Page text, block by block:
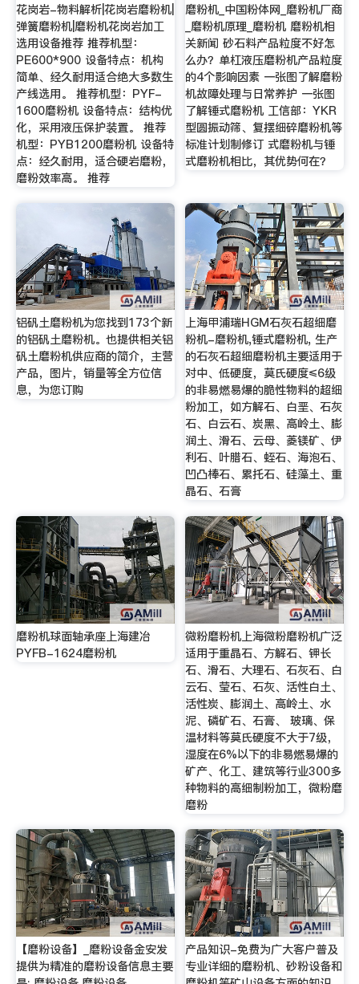
花岗岩-物料解析|花岗岩磨粉机|
弹簧磨粉机|磨粉机花岗岩加工
选用设备推荐 推荐机型：
PE600*900 设备特点：机构
简单、经久耐用适合绝大多数生
产线选用。 推荐机型：PYF-
1600磨粉机 设备特点：结构优
化，采用液压保护装置。 推荐
机型：PYB1200磨粉机 设备特
点：经久耐用，适合硬岩磨粉，
磨粉效率高。 推荐
磨粉机_中国粉体网_磨粉机厂商
_磨粉机原理_磨粉机 磨粉机相
关新闻 砂石料产品粒度不好怎
么办？单杠液压磨粉机产品粒度
的4个影响因素 一张图了解磨粉
机故障处理与日常养护 一张图
了解锤式磨粉机 工信部：YKR
型圆振动筛、复摆细碎磨粉机等
标准计划制修订 式磨粉机与锤
式磨粉机相比，其优势何在？
铝矾土磨粉机为您找到173个新
的铝矾土磨粉机。也提供相关铝
矾土磨粉机供应商的简介，主营
产品，图片，销量等全方位信
息，为您订购
上海甲浦瑞HGM石灰石超细磨
粉机-磨粉机,锤式磨粉机, 生产
的石灰石超细磨粉机主要适用于
对中、低硬度，莫氏硬度≤6级
的非易燃易爆的脆性物料的超细
粉加工，如方解石、白垩、石灰
石、白云石、炭黑、高岭土、膨
润土、滑石、云母、菱镁矿、伊
利石、叶腊石、蛭石、海泡石、
凹凸棒石、累托石、硅藻土、重
晶石、石膏
磨粉机球面轴承座上海建冶
PYFB-1624磨粉机
微粉磨粉机上海微粉磨粉机广泛
适用于重晶石、方解石、钾长
石、滑石、大理石、石灰石、白
云石、莹石、石灰、活性白土、
活性炭、膨润土、高岭土、水
泥、磷矿石、石膏、 玻璃、保
温材料等莫氏硬度不大于7级，
湿度在6%以下的非易燃易爆的
矿产、化工、建筑等行业300多
种物料的高细制粉加工，微粉磨
磨粉
【磨粉设备】_磨粉设备金安发
提供为精准的磨粉设备信息主要
产品知识-免费为广大客户普及
专业详细的磨粉机、砂粉设备和